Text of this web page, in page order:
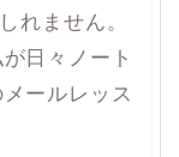
れません。
日々ノート
ールレッス